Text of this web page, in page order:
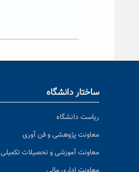
ساختار دانشگاه
ریاست دانشگاه
معاونت پژوهشی و فن آوری
معاونت آموزشی و تحصیلات تکمیلی